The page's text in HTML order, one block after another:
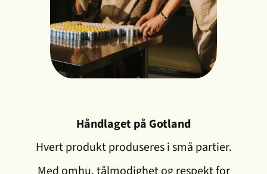
Håndlaget på Gotland
Hvert produkt produseres i små partier.